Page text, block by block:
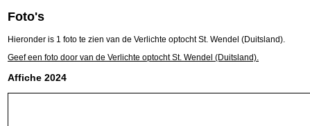
Foto's
Hieronder is 1 foto te zien van de Verlichte optocht St. Wendel (Duitsland).
Geef een foto door van de Verlichte optocht St. Wendel (Duitsland).
Affiche 2024